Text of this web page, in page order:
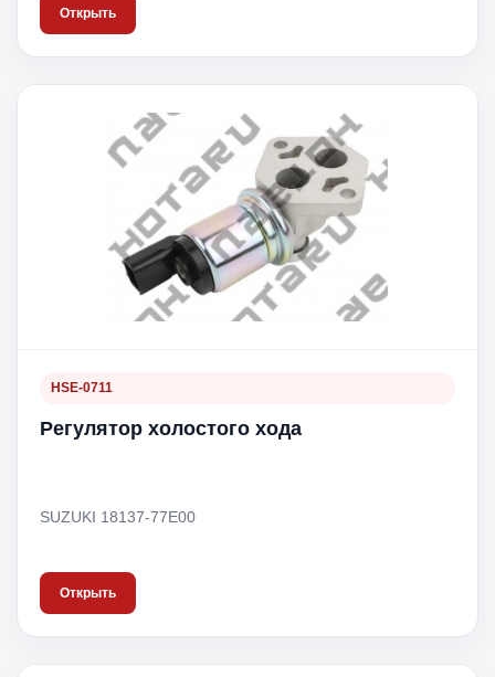
Открыть
HSE-0711
Регулятор холостого хода
SUZUKI 18137-77E00
Открыть